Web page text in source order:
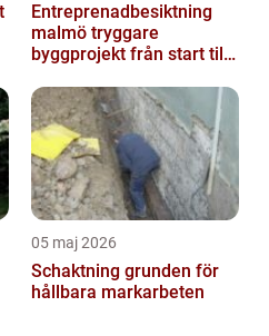
Entreprenadbesiktning
malmö tryggare
byggprojekt från start till
05 maj 2026
Schaktning grunden för
hållbara markarbeten